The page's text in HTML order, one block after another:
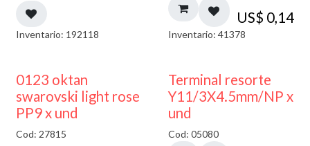
Inventario: 192118
US$ 0,14
Inventario: 41378
0123 oktan
swarovski light rose
PP9 x und
Cod: 27815 50% DESCUENTO
Terminal resorte
Y11/3X4.5mm/NP x
und
Cod: 05080